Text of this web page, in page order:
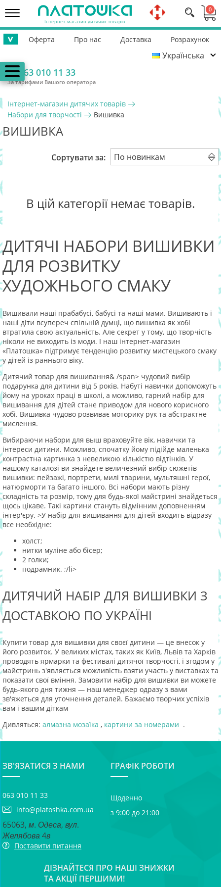
> Оферта Про нас Доставка
Розрахунок
Допомога ЗСУ
Українська
063 010 11 33
За тарифами Вашого оператора
Інтернет-магазин дитячих товарів
0
Інтернет-магазин дитячих товарів
Набори для творчості
Вишивка
ВИШИВКА
Сортувати за:
В цій категорії немає товарів.
ДИТЯЧІ НАБОРИ ВИШИВКИ
ДЛЯ РОЗВИТКУ
ХУДОЖНЬОГО СМАКУ
Вишивали наші прабабусі, бабусі та наші мами. Вишивають і
наші діти всупереч спільній думці, що вишивка як хобі
втратила свою актуальність. Але секрет у тому, що творчість
ніколи не виходить із моди. І наш інтернет-магазин
«Платошка» підтримує тенденцію розвитку мистецького смаку
у дітей із раннього віку.
Дитячий товар для вишивання& /span> чудовий вибір
подарунка для дитини від 5 років. Набуті навички допоможуть
йому на уроках праці в школі, а можливо, гарний набір для
вишивання для дітей стане приводом для нового корисного
хобі. Вишивка чудово розвиває моторику рук та абстрактне
мислення.
Вибираючи набори для выш враховуйте вік, навички та
інтереси дитини. Можливо, спочатку йому підійде маленька
контрастна картинка з невеликою кількістю відтінків. У
нашому каталозі ви знайдете величезний вибір сюжетів
вишивки: пейзажі, портрети, милі тварини, мультяшні герої,
натюрморти та багато іншого. Всі набори мають різну
складність та розмір, тому для будь-якої майстрині знайдеться
щось цікаве. Такі картини стануть відмінним доповненням
інтер'єру. >У набір для вишивання для дітей входить відразу
все необхідне:
холст;
нитки муліне або бісер;
2 голки;
подрамник. ;/li>
ДИТЯЧИЙ НАБІР ДЛЯ ВИШИВКИ З
ДОСТАВКОЮ ПО УКРАЇНІ
Купити товар для вишивки для своєї дитини — це внесок у
його розвиток. У великих містах, таких як Київ, Львів та Харків
проводять ярмарки та фестивалі дитячої творчості, і згодом у
майстринь з'являється можливість взяти участь у виставках та
показати свої вміння. Замовити набір для вишивки ви можете
будь-якого дня тижня — наш менеджер одразу з вами
зв'яжеться для уточнення деталей. Бажаємо творчих успіхів
вам і вашим діткам
Дивляться: алмазна мозаїка , картини за номерами .
ЗВ'ЯЗАТИСЯ З НАМИ
063 010 11 33
info@platoshka.com.ua
65063, м. Одеса, вул.
Желябова 4в
Поставити питання
ГРАФІК РОБОТИ
Щоденно
з 9:00 до 21:00
ДІЗНАЙТЕСЯ ПРО НАШІ ЗНИЖКИ
ТА АКЦІЇ ПЕРШИМИ!